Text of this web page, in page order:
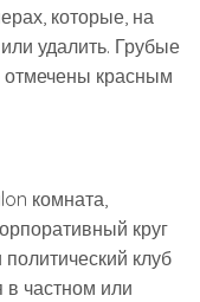
которые, на
удалить. Грубые
красным
комната,
круг
клуб
частном или